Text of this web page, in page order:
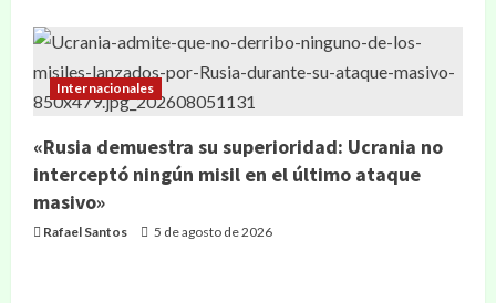
Internacionales
«Rusia demuestra su superioridad: Ucrania no
interceptó ningún misil en el último ataque
masivo»
Rafael Santos 5 de agosto de 2026